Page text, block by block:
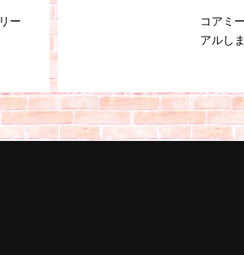
コアミーが大幅リニュー